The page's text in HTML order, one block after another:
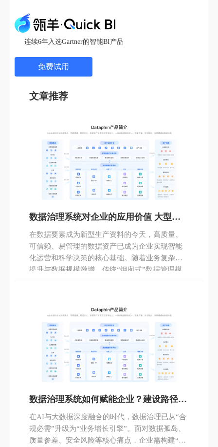
连续6年入选Gartner的智能BI产品
免费试用
文章推荐
数据治理系统对企业的应用价值 大型企
业治理与系统建设方法论
在数据要素成为新型生产资料的今天，高质量、
可信赖、易管理的数据资产已成为企业实现智能
化运营和科学决策的核心基础。随着业务复杂度
提升与数据规模激增，传统“烟囱式”数据管理模
数据治理系统如何赋能企业？建设路径与
成本全解析（2025年12月更新）
在AI与大数据深度融合的时代，数据治理已从“合
规必需”升级为“业务增长引擎”。面对数据孤岛、
质量参差、安全风险等核心痛点，企业需构建“适